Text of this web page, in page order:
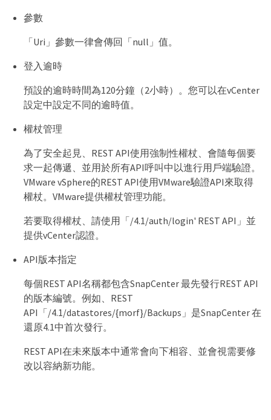
參數
「Uri」參數一律會傳回「null」值。
登入逾時
預設的逾時時間為120分鐘（2小時）。您可以在vCenter
設定中設定不同的逾時值。
權杖管理
為了安全起見、REST API使用強制性權杖、會隨每個要
求一起傳遞、並用於所有API呼叫中以進行用戶端驗證。
VMware vSphere的REST API使用VMware驗證API來取得
權杖。VMware提供權杖管理功能。
若要取得權杖、請使用「/4.1/auth/login' REST API」並
提供vCenter認證。
API版本指定
每個REST API名稱都包含SnapCenter 最先發行REST API
的版本編號。例如、REST
API「/4.1/datastores/{morf}/Backups」是SnapCenter 在
還原4.1中首次發行。
REST API在未來版本中通常會向下相容、並會視需要修
改以容納新功能。